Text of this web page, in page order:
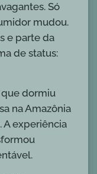
Só
mudou.
e parte da
de status:
dormiu
na Amazônia
A experiência